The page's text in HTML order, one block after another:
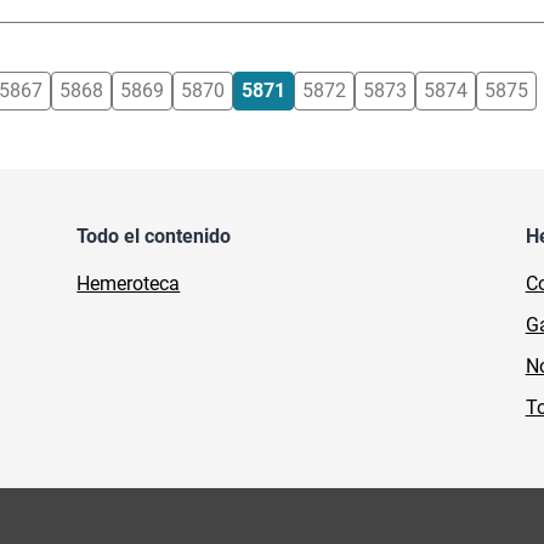
5867 5868 5869 5870 5871 5872 5873 5874 5875
Todo el contenido
Hemeroteca